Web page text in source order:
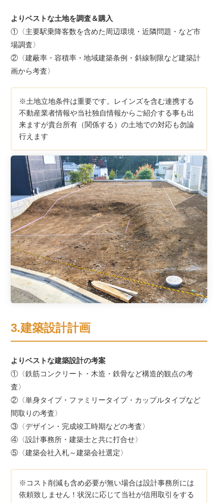
よりベストな土地を調査＆購入
①〈主要駅乗降客数を含めた周辺環境・近隣問題・など市
場調査〉
②〈建蔽率・容積率・地域建築条例・斜線制限など建築計
画から考査〉
※土地立地条件は重要です。レインズを含む連携する
不動産業者情報や当社独自情報からご紹介する事も出
来ますが貴台所有（関係する）の土地での対応も勿論
行えます
3.建築設計計画
よりベストな建築設計の考案
①〈鉄筋コンクリート・木造・鉄骨など構造的観点の考
査〉
②〈単身タイプ・ファミリータイプ・カップルタイプなど
間取りの考査〉
③〈デザイン・完成竣工時期などの考査〉
④〈設計事務所・建築士と共に打合せ〉
⑤〈建築会社入札～建築会社選定〉
※コスト削減も含め必要が無い場合は設計事務所には
依頼致しません！状況に応じて当社が信用取引をする